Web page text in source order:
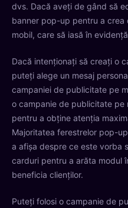
dvs. Dacă aveți de gând să
banner pop-up pentru a
mobil, care să iasă în
Dacă intenționați să creați o
puteți alege un mesaj
campaniei de publicitate pe
o campanie de publicitate pe
pentru a obține atenția
Majoritatea ferestrelor pop-
a afișa despre ce este vorba
carduri pentru a arăta modul
beneficia clienților.
Puteți folosi o campanie de